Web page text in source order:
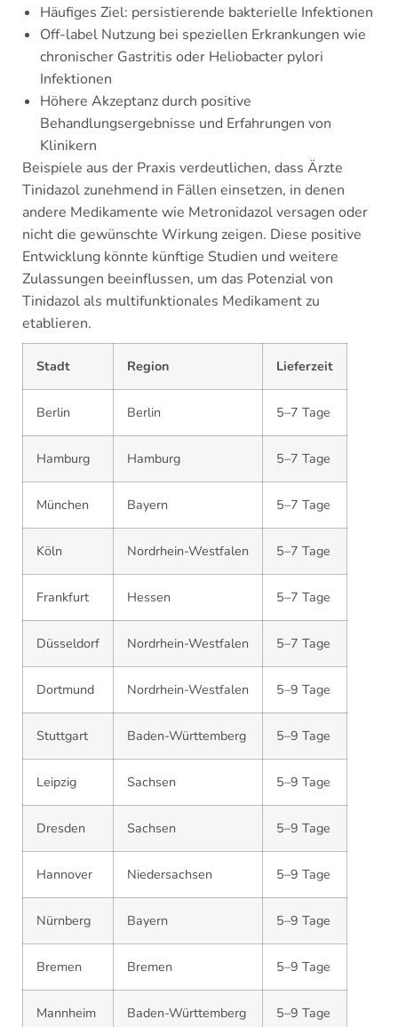
Häufiges Ziel: persistierende bakterielle Infektionen
Off-label Nutzung bei speziellen Erkrankungen wie
chronischer Gastritis oder Heliobacter pylori
Infektionen
Höhere Akzeptanz durch positive
Behandlungsergebnisse und Erfahrungen von
Klinikern
Beispiele aus der Praxis verdeutlichen, dass Ärzte
Tinidazol zunehmend in Fällen einsetzen, in denen
andere Medikamente wie Metronidazol versagen oder
nicht die gewünschte Wirkung zeigen. Diese positive
Entwicklung könnte künftige Studien und weitere
Zulassungen beeinflussen, um das Potenzial von
Tinidazol als multifunktionales Medikament zu
etablieren.
Stadt Region Lieferzeit
Berlin Berlin 5–7 Tage
Hamburg Hamburg 5–7 Tage
München Bayern 5–7 Tage
Köln Nordrhein-Westfalen 5–7 Tage
Frankfurt Hessen 5–7 Tage
Düsseldorf Nordrhein-Westfalen 5–7 Tage
Dortmund Nordrhein-Westfalen 5–9 Tage
Stuttgart Baden-Württemberg 5–9 Tage
Leipzig Sachsen 5–9 Tage
Dresden Sachsen 5–9 Tage
Hannover Niedersachsen 5–9 Tage
Nürnberg Bayern 5–9 Tage
Bremen Bremen 5–9 Tage
Mannheim Baden-Württemberg 5–9 Tage